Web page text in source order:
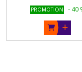
PROMOTION - 40